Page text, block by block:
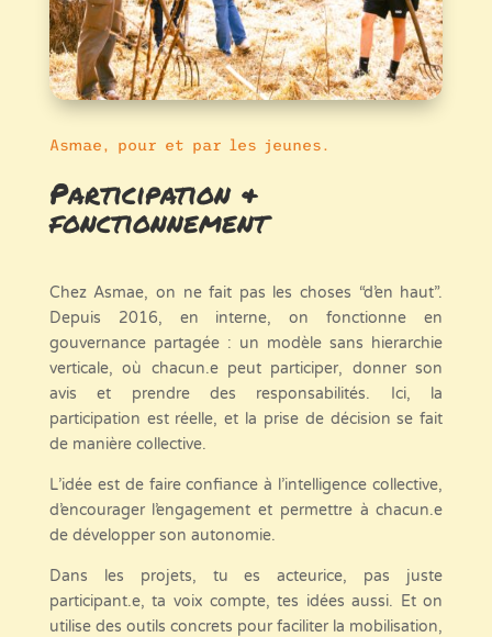
Asmae, pour et par les jeunes.
Participation &
fonctionnement
Chez Asmae, on ne fait pas les choses “d’en haut”.
Depuis 2016, en interne, on fonctionne en
gouvernance partagée : un modèle sans hierarchie
verticale, où chacun.e peut participer, donner son
avis et prendre des responsabilités. Ici, la
participation est réelle, et la prise de décision se fait
de manière collective.
L’idée est de faire confiance à l’intelligence collective,
d’encourager l’engagement et permettre à chacun.e
de développer son autonomie.
Dans les projets, tu es acteurice, pas juste
participant.e, ta voix compte, tes idées aussi. Et on
utilise des outils concrets pour faciliter la mobilisation,